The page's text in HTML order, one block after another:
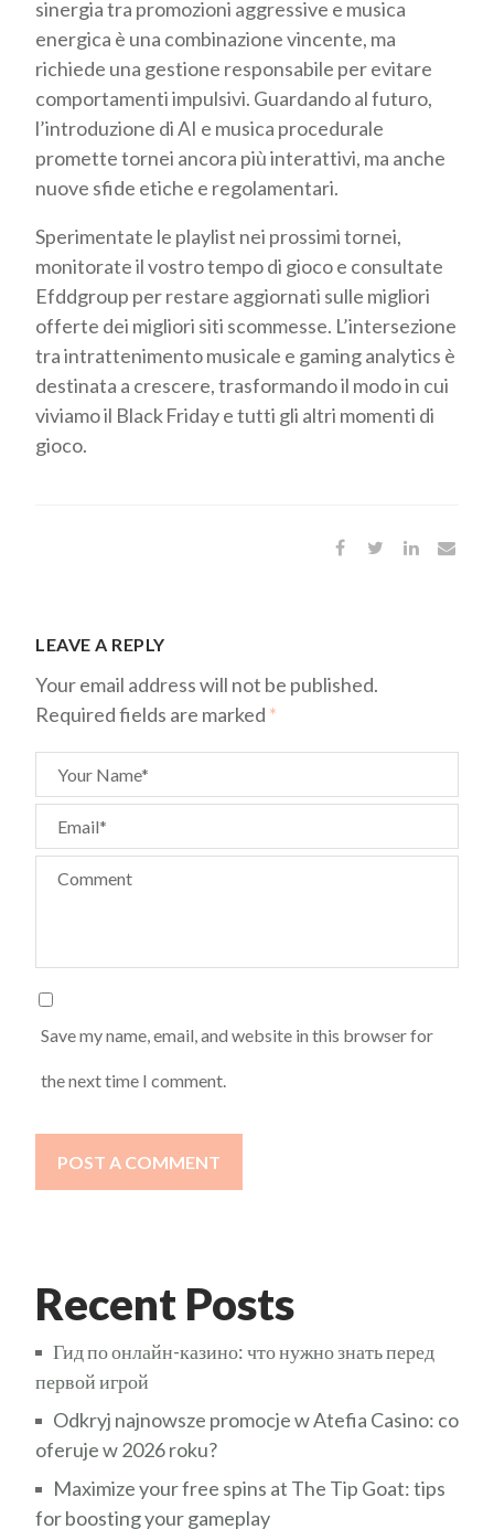
sinergia tra promozioni aggressive e musica
energica è una combinazione vincente, ma
richiede una gestione responsabile per evitare
comportamenti impulsivi. Guardando al futuro,
l’introduzione di AI e musica procedurale
promette tornei ancora più interattivi, ma anche
nuove sfide etiche e regolamentari.
Sperimentate le playlist nei prossimi tornei,
monitorate il vostro tempo di gioco e consultate
Efddgroup per restare aggiornati sulle migliori
offerte dei migliori siti scommesse. L’intersezione
tra intrattenimento musicale e gaming analytics è
destinata a crescere, trasformando il modo in cui
viviamo il Black Friday e tutti gli altri momenti di
gioco.
LEAVE A REPLY
Your email address will not be published.
Required fields are marked *
Your Name*
Email*
Comment
Save my name, email, and website in this browser for
the next time I comment.
POST A COMMENT
Recent Posts
Гид по онлайн-казино: что нужно знать перед
первой игрой
Odkryj najnowsze promocje w Atefia Casino: co
oferuje w 2026 roku?
Maximize your free spins at The Tip Goat: tips
for boosting your gameplay